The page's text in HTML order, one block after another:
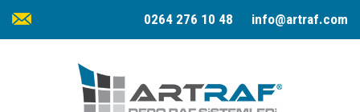
0264 276 10 48 info@artraf.com